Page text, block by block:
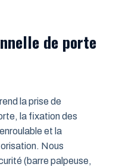
de porte
la prise de
la fixation des
et la
Nous
(barre palpeuse,